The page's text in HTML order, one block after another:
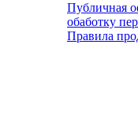
Публичная
обаботку
Правила